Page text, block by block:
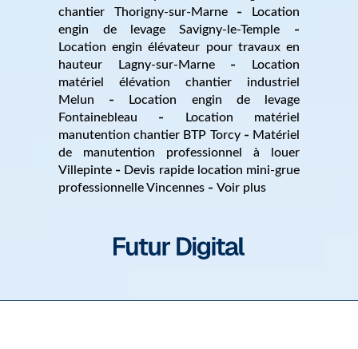
chantier Thorigny-sur-Marne
Location
engin de levage Savigny-le-Temple
Location engin élévateur pour travaux en
hauteur Lagny-sur-Marne
Location
matériel élévation chantier industriel
Melun
Location engin de levage
Fontainebleau
Location matériel
manutention chantier BTP Torcy
Matériel
de manutention professionnel à louer
Villepinte
Devis rapide location mini-grue
professionnelle Vincennes
Voir plus